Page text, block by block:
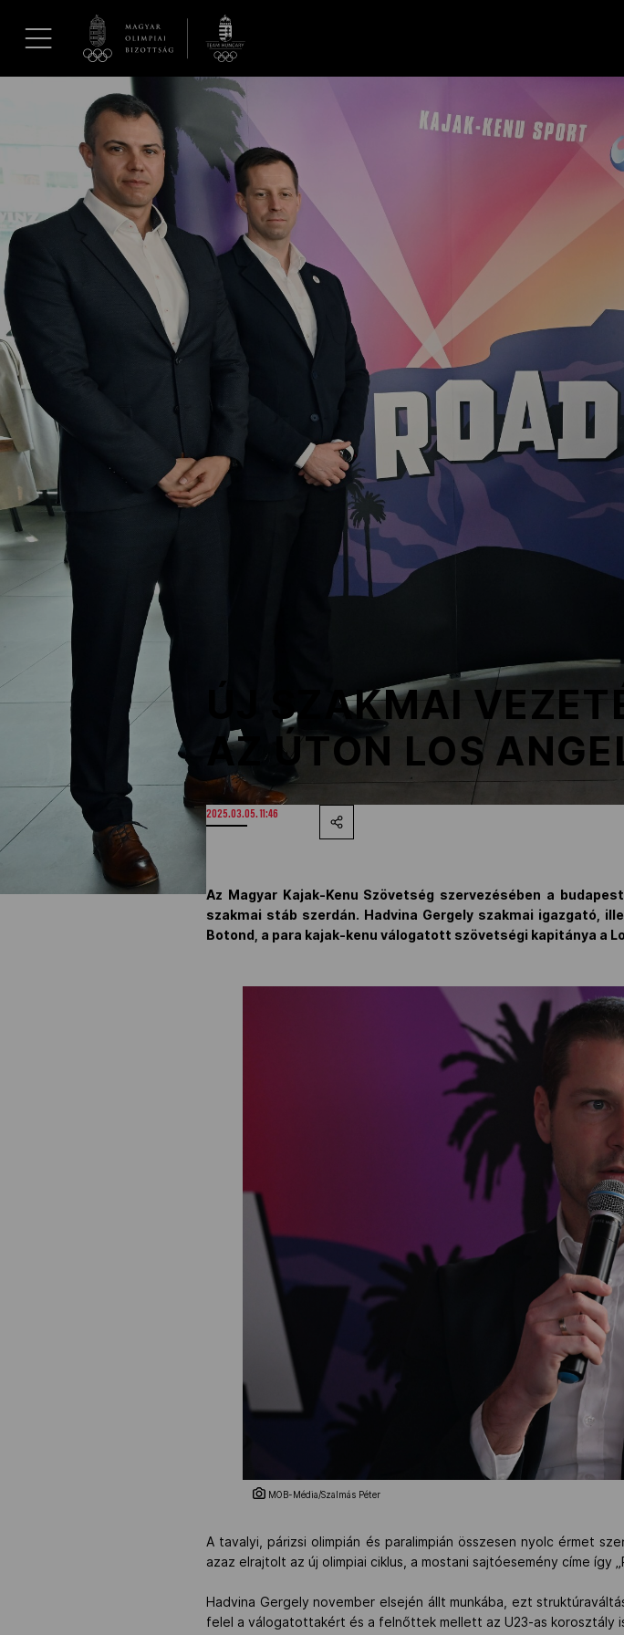
Hírek
Galéria
Dakar 2026
Los Angeles 2028
Kettőskarrier-program
NOB
ÚJ SZAKMAI
AZ ÚTON LOS
2025.03.05. 11:46
Az Magyar Kajak-Kenu Szövetség szervezésében a
szakmai stáb szerdán. Hadvina Gergely szakmai igazgató,
Botond, a para kajak-kenu válogatott szövetségi kapitánya a
MOB-Média/Szalmás Péter
A tavalyi, párizsi olimpián és paralimpián összesen nyolc érmet
azaz elrajtolt az új olimpiai ciklus, a mostani sajtóesemény címe így
Hadvina Gergely november elsején állt munkába, ezt
felel a válogatottakért és a felnőttek mellett az U23-as korosztály